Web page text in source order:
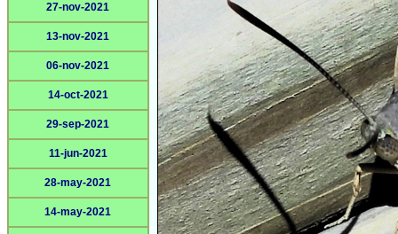
27-nov-2021
13-nov-2021
06-nov-2021
14-oct-2021
29-sep-2021
11-jun-2021
28-may-2021
14-may-2021